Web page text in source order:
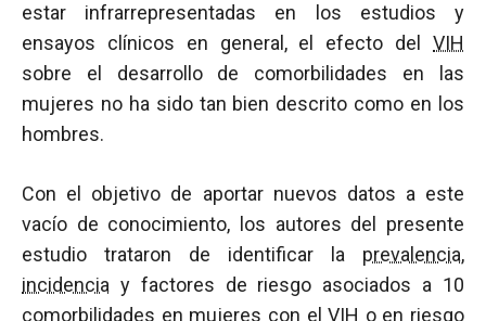
estar infrarrepresentadas en los estudios y
ensayos clínicos en general, el efecto del VIH
sobre el desarrollo de comorbilidades en las
mujeres no ha sido tan bien descrito como en los
hombres.
Con el objetivo de aportar nuevos datos a este
vacío de conocimiento, los autores del presente
estudio trataron de identificar la prevalencia,
incidencia y factores de riesgo asociados a 10
comorbilidades en mujeres con elVIH o en riesgo